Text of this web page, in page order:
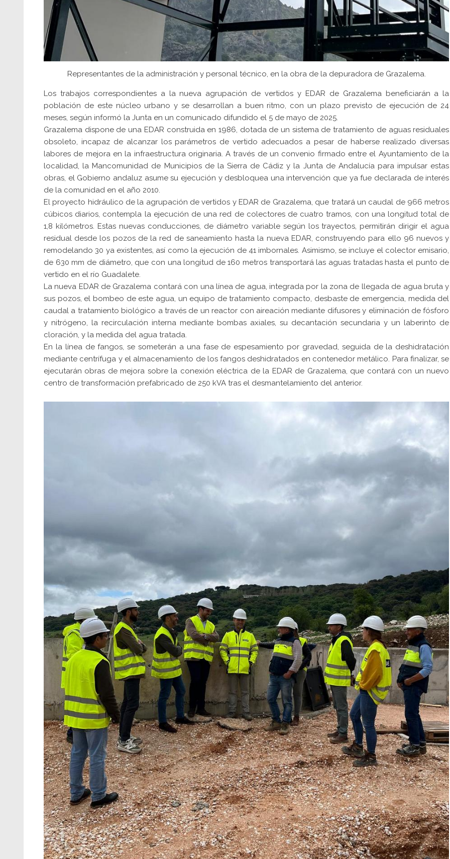
Representantes de la administración y personal técnico, en la obra de la depuradora de Grazalema.
Los trabajos correspondientes a la nueva agrupación de vertidos y EDAR de Grazalema beneficiarán a la
población de este núcleo urbano y se desarrollan a buen ritmo, con un plazo previsto de ejecución de 24
meses, según informó la Junta en un comunicado difundido el 5 de mayo de 2025.
Grazalema dispone de una EDAR construida en 1986, dotada de un sistema de tratamiento de aguas residuales
obsoleto, incapaz de alcanzar los parámetros de vertido adecuados a pesar de haberse realizado diversas
labores de mejora en la infraestructura originaria. A través de un convenio firmado entre el Ayuntamiento de la
localidad, la Mancomunidad de Municipios de la Sierra de Cádiz y la Junta de Andalucía para impulsar estas
obras, el Gobierno andaluz asume su ejecución y desbloquea una intervención que ya fue declarada de interés
de la comunidad en el año 2010.
El proyecto hidráulico de la agrupación de vertidos y EDAR de Grazalema, que tratará un caudal de 966 metros
cúbicos diarios, contempla la ejecución de una red de colectores de cuatro tramos, con una longitud total de
1,8 kilómetros. Estas nuevas conducciones, de diámetro variable según los trayectos, permitirán dirigir el agua
residual desde los pozos de la red de saneamiento hasta la nueva EDAR, construyendo para ello 96 nuevos y
remodelando 30 ya existentes, así como la ejecución de 41 imbornales. Asimismo, se incluye el colector emisario,
de 630 mm de diámetro, que con una longitud de 160 metros transportará las aguas tratadas hasta el punto de
vertido en el río Guadalete.
La nueva EDAR de Grazalema contará con una línea de agua, integrada por la zona de llegada de agua bruta y
sus pozos, el bombeo de este agua, un equipo de tratamiento compacto, desbaste de emergencia, medida del
caudal a tratamiento biológico a través de un reactor con aireación mediante difusores y eliminación de fósforo
y nitrógeno, la recirculación interna mediante bombas axiales, su decantación secundaria y un laberinto de
cloración, y la medida del agua tratada.
En la línea de fangos, se someterán a una fase de espesamiento por gravedad, seguida de la deshidratación
mediante centrífuga y el almacenamiento de los fangos deshidratados en contenedor metálico. Para finalizar, se
ejecutarán obras de mejora sobre la conexión eléctrica de la EDAR de Grazalema, que contará con un nuevo
centro de transformación prefabricado de 250 kVA tras el desmantelamiento del anterior.